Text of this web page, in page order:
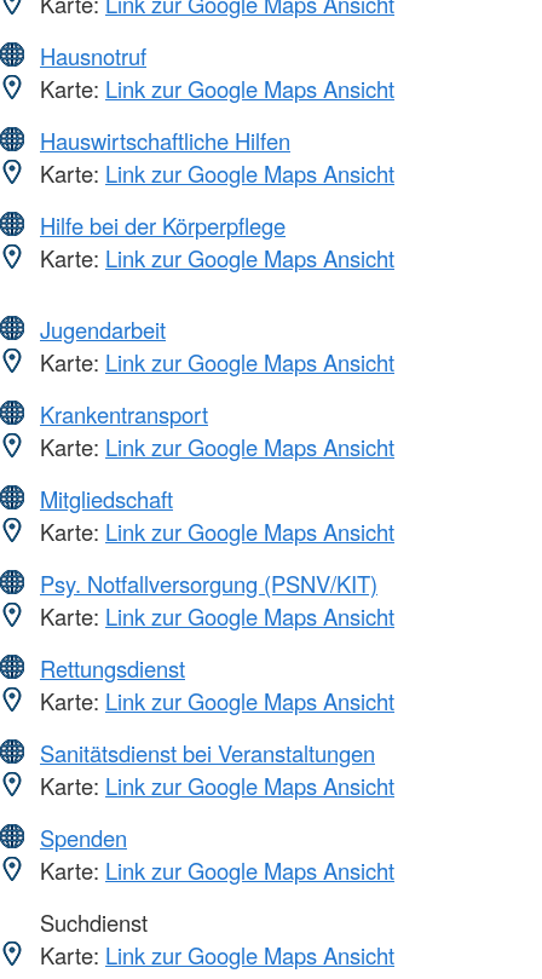
Hausnotruf
Karte: Link zur Google Maps Ansicht
Hauswirtschaftliche Hilfen
Karte: Link zur Google Maps Ansicht
Hilfe bei der Körperpflege
Karte: Link zur Google Maps Ansicht
Jugendarbeit
Karte: Link zur Google Maps Ansicht
Krankentransport
Karte: Link zur Google Maps Ansicht
Mitgliedschaft
Karte: Link zur Google Maps Ansicht
Psy. Notfallversorgung (PSNV/KIT)
Karte: Link zur Google Maps Ansicht
Rettungsdienst
Karte: Link zur Google Maps Ansicht
Sanitätsdienst bei Veranstaltungen
Karte: Link zur Google Maps Ansicht
Spenden
Karte: Link zur Google Maps Ansicht
Suchdienst
Karte: Link zur Google Maps Ansicht